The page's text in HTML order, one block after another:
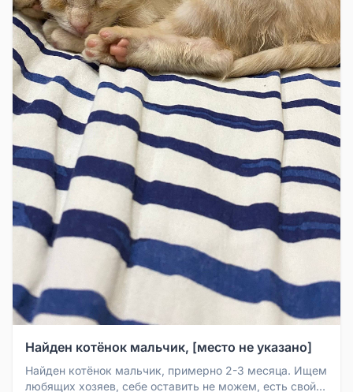
Найден котёнок мальчик, [место не указано]
Найден котёнок мальчик, примерно 2-3 месяца. Ищем
любящих хозяев, себе оставить не можем, есть свой